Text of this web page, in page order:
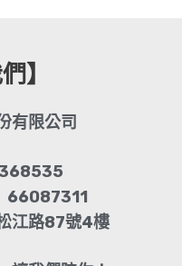
】
有限公司
66087311
江路87號4樓